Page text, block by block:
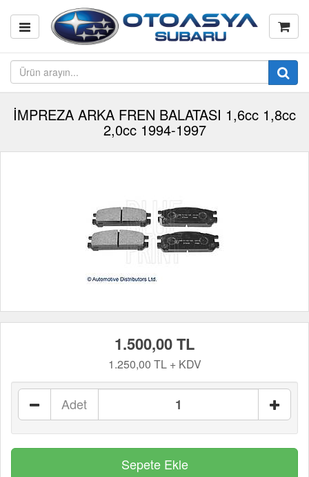
İMPREZA ARKA FREN BALATASI 1,6cc 1,8cc
2,0cc 1994-1997
1.500,00 TL
1.250,00 TL + KDV
Adet